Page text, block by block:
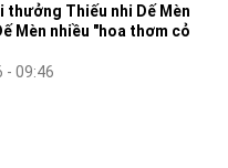
thưởng Thiếu nhi Dế Mèn
Mèn nhiều "hoa thơm cỏ
09:46